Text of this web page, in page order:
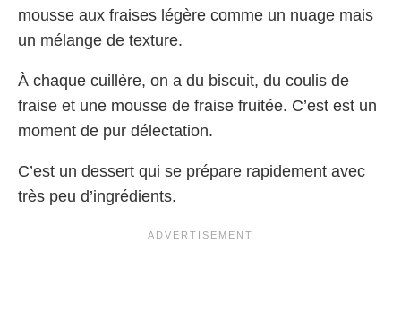
mousse aux fraises légère comme un nuage mais
un mélange de texture.
À chaque cuillère, on a du biscuit, du coulis de
fraise et une mousse de fraise fruitée. C’est est un
moment de pur délectation.
C’est un dessert qui se prépare rapidement avec
très peu d’ingrédients.